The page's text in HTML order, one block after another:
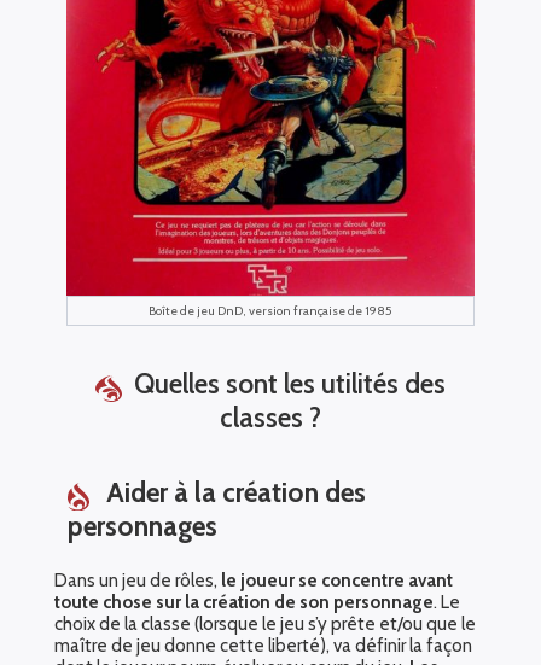
Boîte de jeu DnD, version française de 1985
Quelles sont les utilités des
classes ?
Aider à la création des
personnages
Dans un jeu de rôles, le joueur se concentre avant
toute chose sur la création de son personnage. Le
choix de la classe (lorsque le jeu s’y prête et/ou que le
maître de jeu donne cette liberté), va définir la façon